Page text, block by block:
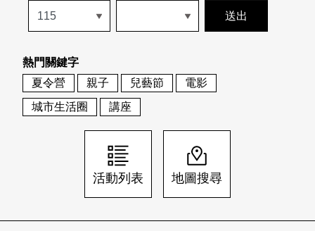
歷史專題
活動列表
地圖搜尋
關於我們
關於我們
刊物索取地點
會員基本資料
刊登活動
網站導覽 English
日本語 登入/註冊
熱門關鍵字
夏令營
親子 兒藝節
電影
城市生活圈
講座
活動列表 地圖搜尋